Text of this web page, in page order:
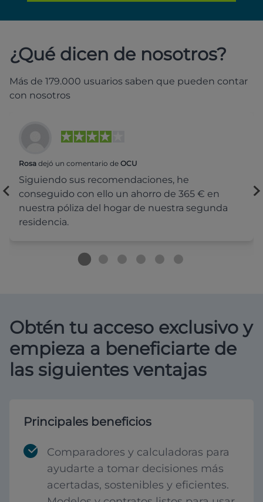
¿Qué dicen de nosotros?
Más de 179.000 usuarios saben que pueden contar
con nosotros
Rosa dejó un comentario de OCU
Siguiendo sus recomendaciones, he
conseguido con ello un ahorro de 365 € en
nuestra póliza del hogar de nuestra segunda
residencia.
Obtén tu acceso exclusivo y
empieza a beneficiarte de
las siguientes ventajas
Principales beneficios
Comparadores y calculadoras para
ayudarte a tomar decisiones más
acertadas, sostenibles y eficientes.